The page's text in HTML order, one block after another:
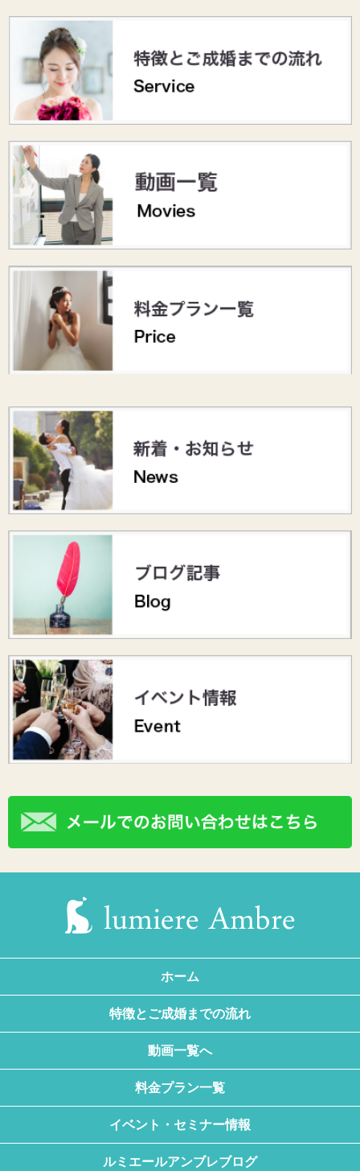
ホーム
特徴とご成婚までの流れ
動画一覧へ
料金プラン一覧
イベント・セミナー情報
ルミエールアンブレブログ